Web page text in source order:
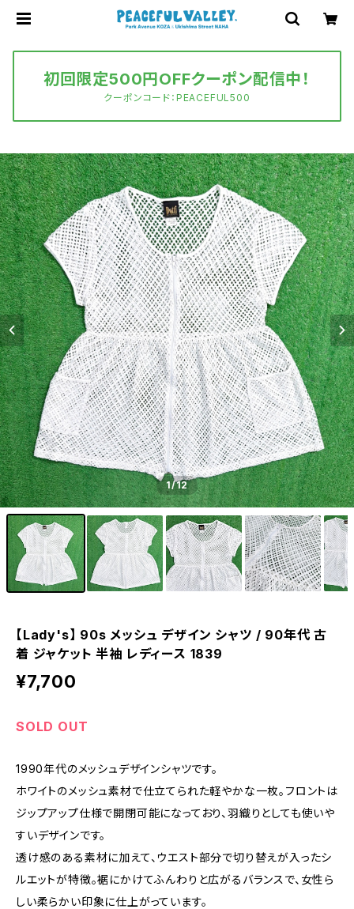
初回限定500円OFFクーポン配信中！
クーポンコード：PEACEFUL500
1/12
【Lady's】 90s メッシュ デザイン シャツ / 90年代 古
着 ジャケット 半袖 レディース 1839
¥7,700
SOLD OUT
1990年代のメッシュデザインシャツです。
ホワイトのメッシュ素材で仕立てられた軽やかな一枚。フロントは
ジップアップ仕様で開閉可能になっており、羽織りとしても使いや
すいデザインです。
透け感のある素材に加えて、ウエスト部分で切り替えが入ったシ
ルエットが特徴。裾にかけてふんわりと広がるバランスで、女性ら
しい柔らかい印象に仕上がっています。